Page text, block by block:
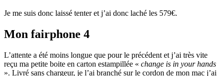
Je me suis donc laissé tenter et j’ai donc laché les 579€.
Mon fairphone 4
L’attente a été moins longue que pour le précédent et j’ai très vite
reçu ma petite boite en carton estampillée « change is in your hands
». Livré sans chargeur, je l’ai branché sur le cordon de mon mac j’ai